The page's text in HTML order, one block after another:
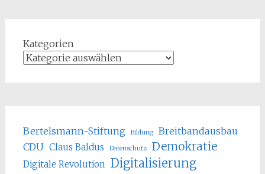
Kategorien
Bertelsmann-Stiftung Bildung
Breitbandausbau
CDU Claus Baldus Datenschutz Demokratie
Digitale Revolution Digitalisierung